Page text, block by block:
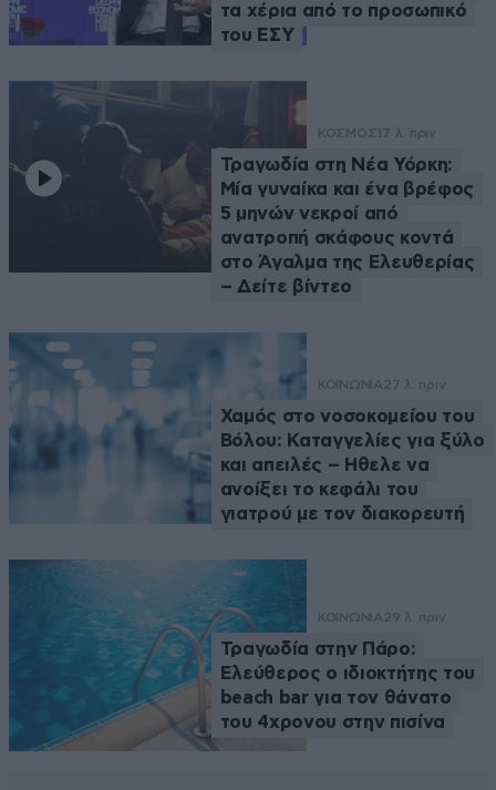
τα χέρια από το προσωπικό
του ΕΣΥ
ΚΟΣΜΟΣ 17 λ. πριν
Τραγωδία στη Νέα Υόρκη:
Μία γυναίκα και ένα βρέφος
5 μηνών νεκροί από
ανατροπή σκάφους κοντά
στο Άγαλμα της Ελευθερίας
– Δείτε βίντεο
ΚΟΙΝΩΝΙΑ27 λ. πριν
Χαμός στο νοσοκομείου του
Βόλου: Καταγγελίες για ξύλο
και απειλές – Ηθελε να
ανοίξει το κεφάλι του
γιατρού με τον διακορευτή
ΚΟΙΝΩΝΙΑ29 λ. πριν
Τραγωδία στην Πάρο:
Ελεύθερος ο ιδιοκτήτης του
beach bar για τον θάνατο
του 4χρονου στην πισίνα